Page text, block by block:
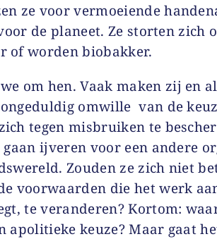
ze voor vermoeiende
de planeet. Ze storten zich
of worden biobakker.
om hen. Vaak maken zij en
omwille van de
tegen misbruiken te
ijveren voor een andere
Zouden ze zich niet
voorwaarden die het werk
te veranderen? Kortom:
apolitieke keuze? Maar gaat